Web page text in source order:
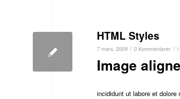
HTML Styles
7 mars, 2009 / 0 Kommentarer / i
Image
incididunt ut labore et